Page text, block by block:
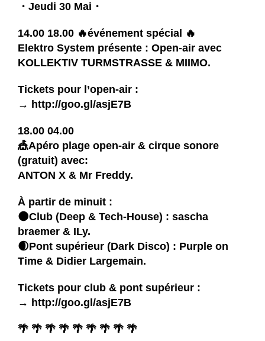
・Jeudi 30 Mai・
14.00 18.00 🔥événement spécial 🔥
Elektro System présente : Open-air avec
KOLLEKTIV TURMSTRASSE & MIIMO.
Tickets pour l’open-air :
→ http://goo.gl/asjE7B
18.00 04.00
🎪Apéro plage open-air & cirque sonore
(gratuit) avec:
ANTON X & Mr Freddy.
À partir de minuit :
🌑Club (Deep & Tech-House) : sascha
braemer & ILy.
🌒Pont supérieur (Dark Disco) : Purple on
Time & Didier Largemain.
Tickets pour club & pont supérieur :
→ http://goo.gl/asjE7B
🌴 🌴 🌴 🌴 🌴 🌴 🌴 🌴 🌴